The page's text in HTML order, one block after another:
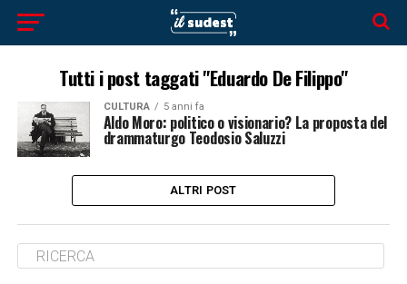
Tutti i post taggati "Eduardo De Filippo"
CULTURA 5 anni fa
Aldo Moro: politico o visionario? La proposta del
drammaturgo Teodosio Saluzzi
ALTRI POST